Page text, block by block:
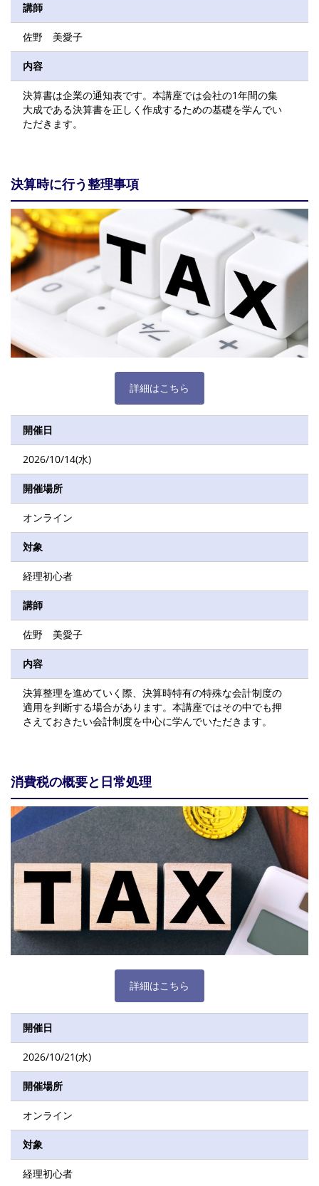
講師
佐野 美愛子
内容
決算書は企業の通知表です。本講座では会社の1年間の集
大成である決算書を正しく作成するための基礎を学んでい
ただきます。
決算時に行う整理事項
詳細はこちら
開催日
2026/10/14(水)
開催場所
オンライン
対象
経理初心者
講師
佐野 美愛子
内容
決算整理を進めていく際、決算時特有の特殊な会計制度の
適用を判断する場合があります。本講座ではその中でも押
さえておきたい会計制度を中心に学んでいただきます。
消費税の概要と日常処理
詳細はこちら
開催日
2026/10/21(水)
開催場所
オンライン
対象
経理初心者